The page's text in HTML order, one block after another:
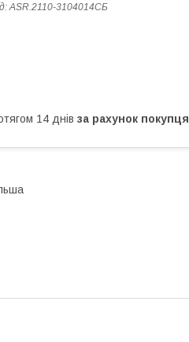
ASR.2110-3104014СБ
14 днів за рахунок покупця